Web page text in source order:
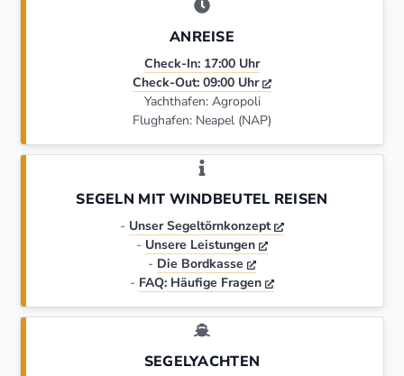
ANREISE
Check-In: 17:00 Uhr
Check-Out: 09:00 Uhr
Yachthafen: Agropoli
Flughafen: Neapel (NAP)
SEGELN MIT WINDBEUTEL REISEN
- Unser Segeltörnkonzept
- Unsere Leistungen
- Die Bordkasse
- FAQ: Häufige Fragen
SEGELYACHTEN